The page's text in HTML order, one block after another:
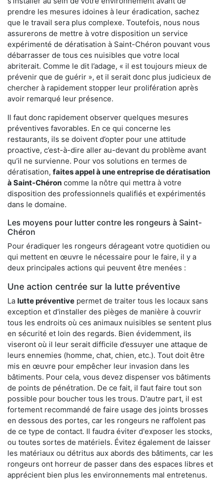
prendre les mesures idoines à leur éradication, sachez
que le travail sera plus complexe. Toutefois, nous nous
assurerons de mettre à votre disposition un service
expérimenté de dératisation à Saint-Chéron pouvant vous
débarrasser de tous ces nuisibles que votre local
abriterait. Comme le dit l’adage, « il est toujours mieux de
prévenir que de guérir », et il serait donc plus judicieux de
chercher à rapidement stopper leur prolifération après
avoir remarqué leur présence.
Il faut donc rapidement observer quelques mesures
préventives favorables. En ce qui concerne les
restaurants, ils se doivent d’opter pour une attitude
proactive, c’est-à-dire aller au-devant du problème avant
qu’il ne survienne. Pour vos solutions en termes de
dératisation, faites appel à une entreprise de dératisation
à Saint-Chéron comme la nôtre qui mettra à votre
disposition des professionnels qualifiés et expérimentés
dans le domaine.
Les moyens pour lutter contre les rongeurs à Saint-
Chéron
Pour éradiquer les rongeurs dérageant votre quotidien ou
qui mettent en œuvre le nécessaire pour le faire, il y a
deux principales actions qui peuvent être menées :
Une action centrée sur la lutte préventive
La lutte préventive permet de traiter tous les locaux sans
exception et d'installer des pièges de manière à couvrir
tous les endroits où ces animaux nuisibles se sentent plus
en sécurité et loin des regards. Bien évidemment, ils
viseront où il leur serait difficile d’essuyer une attaque de
leurs ennemies (homme, chat, chien, etc.). Tout doit être
mis en œuvre pour empêcher leur invasion dans les
bâtiments. Pour cela, vous devez dispenser vos bâtiments
de points de pénétration. De ce fait, il faut faire tout son
possible pour boucher tous les trous. D'autre part, il est
fortement recommandé de faire usage des joints brosses
en dessous des portes, car les rongeurs ne raffolent pas
de ce type de contact. Il faudra éviter d'exposer les stocks,
ou toutes sortes de matériels. Évitez également de laisser
les matériaux ou détritus aux abords des bâtiments, car les
rongeurs ont horreur de passer dans des espaces libres et
apprécient bien plus les environnements mal entretenus.